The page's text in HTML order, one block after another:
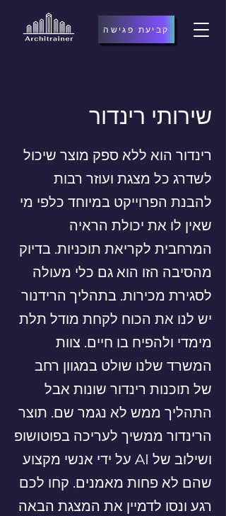
קביעת פגישה
שירותי רינדור
רינדור הוא ללא ספק מוצר שיכול
לשדרג כל מצגת ועוזר רבות
להבנת הפרוייקט במיוחד כלפי מי
שאין לו את יכולת הראיה
המרחבית לקריאת תוכניות. בדיוק
מהסיבה הזו הוא גם כלי מעולה
לסגירת מכירות. בתהליך הרידנור
יש לנו את הכוח לקחת מודל תלת
מימדי ולהפיח בו חיים. צוות
המשרד שלנו שולט במגוון רחב
של תוכנות רינדור שונות אבל
התהליך ממש לא נגמר שם. תוצר
הרינדור ממשיך לעריכה בפוטושופ
ושילוב של AI על ידי אנשי מקצוע
שהם לא פחות מאמנים. קחו לכם
רגע ונסו לדמיין את המצגת הבאה